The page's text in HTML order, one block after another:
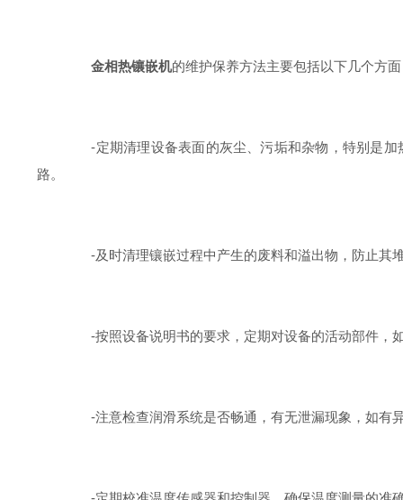
金相热镶嵌机的维护保养方法主要包括以下几个方
-定期清理设备表面的灰尘、污垢和杂物，特别是加
路。
-及时清理镶嵌过程中产生的废料和溢出物，防止其
-按照设备说明书的要求，定期对设备的活动部件，如
-注意检查润滑系统是否畅通，有无泄漏现象，如有